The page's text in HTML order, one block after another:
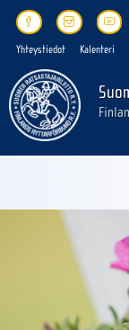
Yhteystiedot Kalenteri